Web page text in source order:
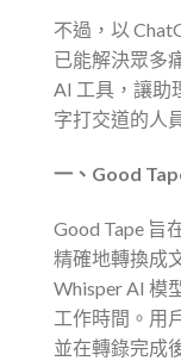
不過，以
已能解決眾多
AI 工具，讓助
字打交道的人
一、Good
Good Tape 旨
精確地轉換成
Whisper AI 模
工作時間。用
並在轉錄完成